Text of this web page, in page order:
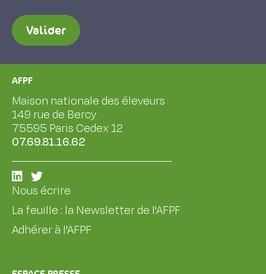
Valider
AFPF
Maison nationale des éleveurs
149 rue de Bercy
75595 Paris Cedex 12
07.69.81.16.62
Nous écrire
La feuille : la Newsletter de l'AFPF
Adhérer à l'AFPF